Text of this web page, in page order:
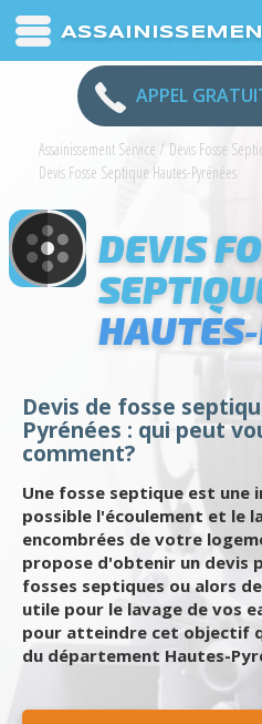
APPEL
Assainissement Service / Devis Fosse
Devis Fosse Septique Hautes-Pyrénées
DEVIS
Devis de fosse
Pyrénées : qui peut
comment?
Une fosse septique est
possible l'écoulement et le
encombrées de votre
propose d'obtenir un devis
fosses septiques ou alors
utile pour le lavage de vos
pour atteindre cet objectif
du département Hautes-